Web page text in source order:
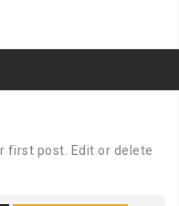
first post. Edit or delete